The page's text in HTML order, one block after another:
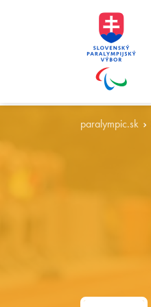
paralympic.sk